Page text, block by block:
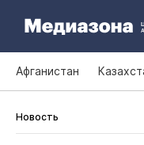
Афганистан
Новость